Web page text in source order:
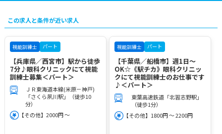
この求人と条件が近い求人
視能訓練士 パート
【兵庫県／西宮市】駅から徒歩
7分♪眼科クリニックにて視能
訓練士募集＜パート＞
ＪＲ東海道本線(米原－神戸)
「さくら夙川駅」（徒歩10
分）
【その他】2000円 ～
視能訓練士 パート
【千葉県／船橋市】週1日～
OK☆《駅チカ》眼科クリニッ
クにて視能訓練士のお仕事です
♪＜パート＞
東葉高速鉄道「北習志野駅」
（徒歩1分）
【その他】1800円 ～ 2200円